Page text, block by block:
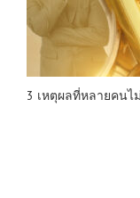
3 เหตุผลที่หลายคนไ